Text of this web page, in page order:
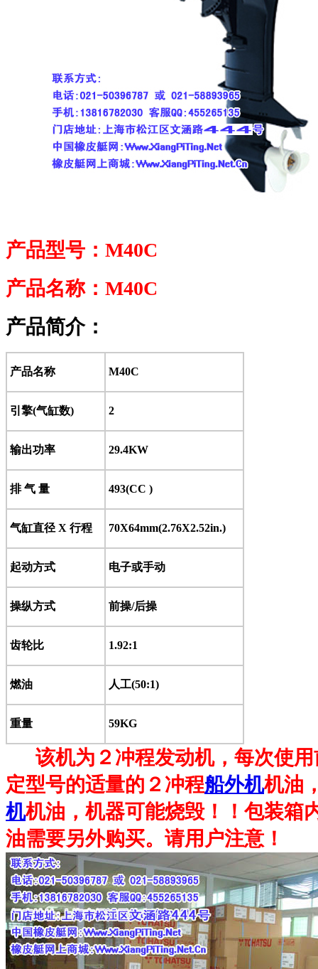
产品型号：M40C
产品名称：M40C
产品简介：
产品名称 M40C
引擎(气缸数) 2
输出功率 29.4KW
排 气 量 493(CC )
气缸直径 X 行程 70X64mm(2.76X2.52in.)
起动方式 电子或手动
操纵方式 前操/后操
齿轮比 1.92:1
燃油 人工(50:1)
重量 59KG
该机为２冲程发动机，每次使用
定型号的适量的２冲程船外机机油
机机油，机器可能烧毁！！包装箱
油需要另外购买。请用户注意！